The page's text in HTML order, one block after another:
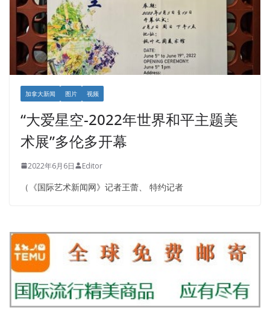
加拿大新闻 图片 视频
“大爱星空-2022年世界和平主题美
术展”多伦多开幕
2022年6月6日 Editor
（《国际艺术新闻网》记者王蕾、 特约记者